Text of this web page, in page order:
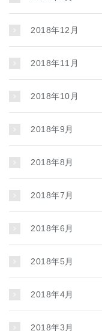
2018年12月
2018年11月
2018年10月
2018年9月
2018年8月
2018年7月
2018年6月
2018年5月
2018年4月
2018年3月